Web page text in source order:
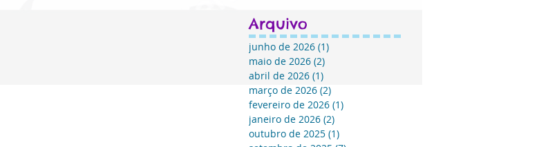
Arquivo
junho de 2026 (1)
maio de 2026 (2)
abril de 2026 (1)
março de 2026 (2)
fevereiro de 2026 (1)
janeiro de 2026 (2)
outubro de 2025 (1)